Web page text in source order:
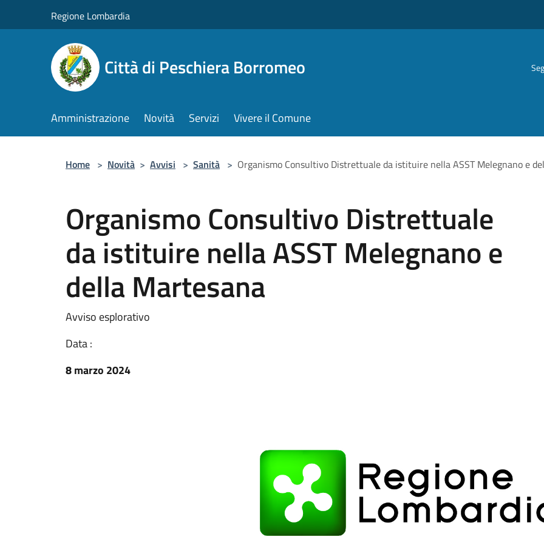
Regione Lombardia
Città di Peschiera Borromeo
Amministrazione Novità Servizi Vivere il Comune
Home > Novità > Avvisi > Sanità > Organismo Consultivo Distrettuale da istituire nella ASST Melegnano e
Organismo Consultivo Distrettuale
da istituire nella ASST Melegnano e
della Martesana
Avviso esplorativo
Data :
8 marzo 2024